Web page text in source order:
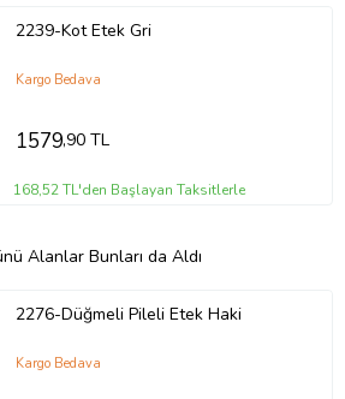
2239-Kot Etek Gri
Kargo Bedava
1579,90 TL
168,52 TL'den Başlayan Taksitlerle
Alanlar Bunları da Aldı
2276-Düğmeli Pileli Etek Haki
Kargo Bedava